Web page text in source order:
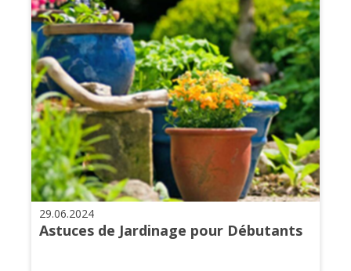
29.06.2024
Astuces de Jardinage pour Débutants